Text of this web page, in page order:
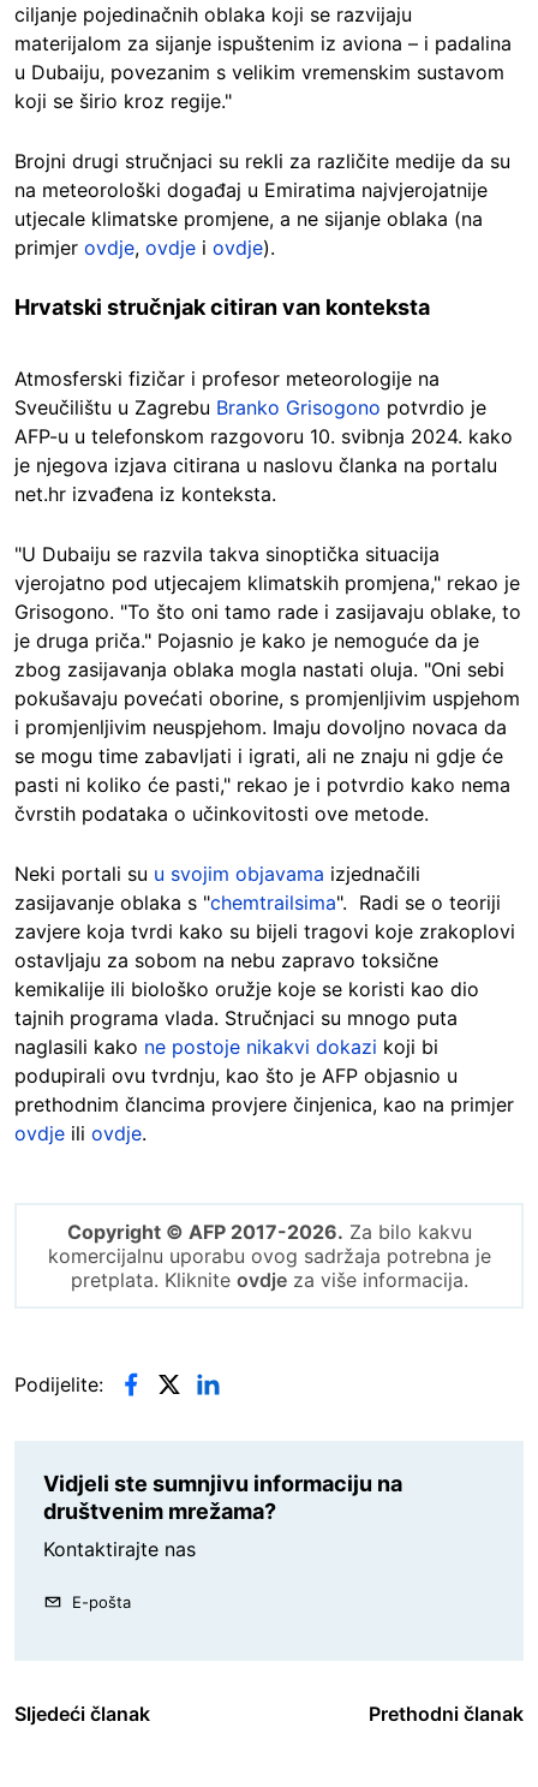
ciljanje pojedinačnih oblaka koji se razvijaju
materijalom za sijanje ispuštenim iz aviona – i padalina
u Dubaiju, povezanim s velikim vremenskim sustavom
koji se širio kroz regije."
Brojni drugi stručnjaci su rekli za različite medije da su
na meteorološki događaj u Emiratima najvjerojatnije
utjecale klimatske promjene, a ne sijanje oblaka (na
primjer ovdje, ovdje i ovdje).
Hrvatski stručnjak citiran van konteksta
Atmosferski fizičar i profesor meteorologije na
Sveučilištu u Zagrebu Branko Grisogono potvrdio je
AFP-u u telefonskom razgovoru 10. svibnja 2024. kako
je njegova izjava citirana u naslovu članka na portalu
net.hr izvađena iz konteksta.
"U Dubaiju se razvila takva sinoptička situacija
vjerojatno pod utjecajem klimatskih promjena," rekao je
Grisogono. "To što oni tamo rade i zasijavaju oblake, to
je druga priča." Pojasnio je kako je nemoguće da je
zbog zasijavanja oblaka mogla nastati oluja. "Oni sebi
pokušavaju povećati oborine, s promjenljivim uspjehom
i promjenljivim neuspjehom. Imaju dovoljno novaca da
se mogu time zabavljati i igrati, ali ne znaju ni gdje će
pasti ni koliko će pasti," rekao je i potvrdio kako nema
čvrstih podataka o učinkovitosti ove metode.
Neki portali su u svojim objavama izjednačili
zasijavanje oblaka s "chemtrailsima". Radi se o teoriji
zavjere koja tvrdi kako su bijeli tragovi koje zrakoplovi
ostavljaju za sobom na nebu zapravo toksične
kemikalije ili biološko oružje koje se koristi kao dio
tajnih programa vlada. Stručnjaci su mnogo puta
naglasili kako ne postoje nikakvi dokazi koji bi
podupirali ovu tvrdnju, kao što je AFP objasnio u
prethodnim člancima provjere činjenica, kao na primjer
ovdje ili ovdje.
Copyright © AFP 2017-2026. Za bilo kakvu
komercijalnu uporabu ovog sadržaja potrebna je
pretplata. Kliknite ovdjeza više informacija.
Podijelite:
Vidjeli ste sumnjivu informaciju na
društvenim mrežama?
Kontaktirajte nas
E-pošta
Sljedeći članak Prethodni članak